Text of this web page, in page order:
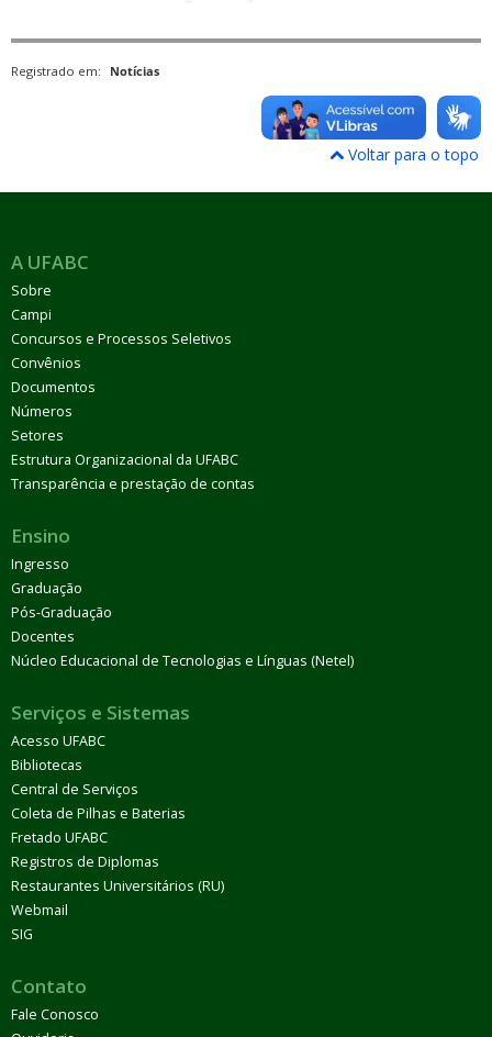
Registrado em: Notícias
Voltar para o topo
A UFABC
Sobre
Campi
Concursos e Processos Seletivos
Convênios
Documentos
Números
Setores
Estrutura Organizacional da UFABC
Transparência e prestação de contas
Ensino
Ingresso
Graduação
Pós-Graduação
Docentes
Núcleo Educacional de Tecnologias e Línguas (Netel)
Serviços e Sistemas
Acesso UFABC
Bibliotecas
Central de Serviços
Coleta de Pilhas e Baterias
Fretado UFABC
Registros de Diplomas
Restaurantes Universitários (RU)
Webmail
SIG
Contato
Fale Conosco